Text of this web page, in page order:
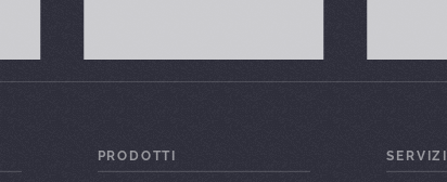
PRODOTTI SERVIZI